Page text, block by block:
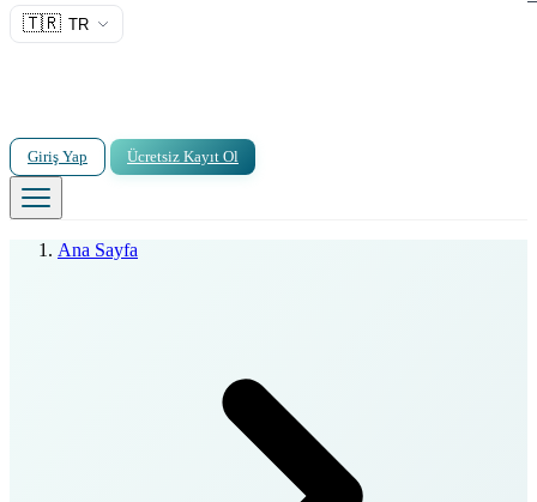
🇹🇷 TR
Giriş Yap Ücretsiz Kayıt Ol
Ana Sayfa